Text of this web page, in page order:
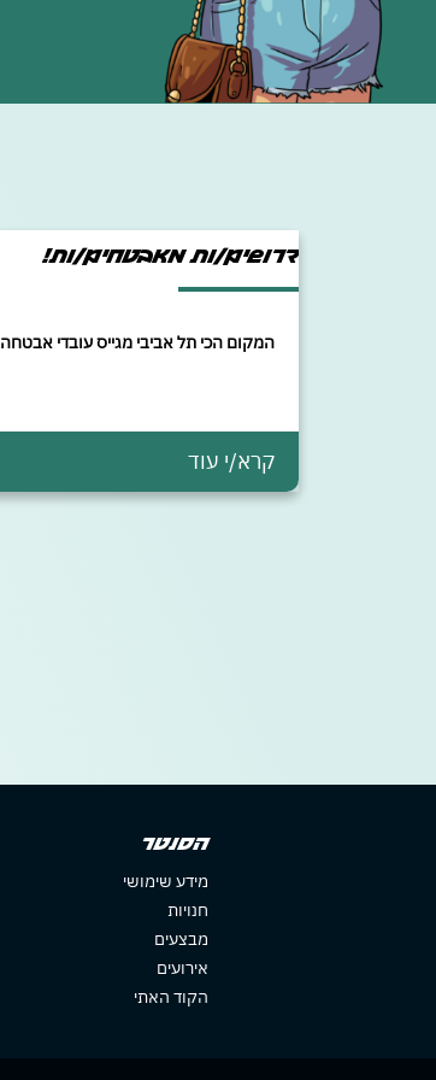
דרושים/ות מאבטחים/ות!
המקום הכי תל אביבי מגייס עובדי אבטחה
קרא/י עוד
הסנטר
מידע שימושי
חנויות
מבצעים
אירועים
הקוד האתי